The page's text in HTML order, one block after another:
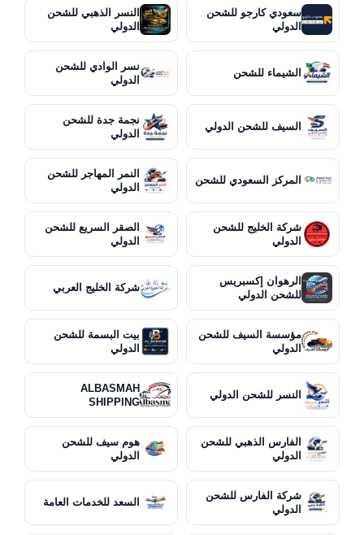
سعودي كارجو للشحن
الدولي
النسر الذهبي للشحن
الدولي
الشيماء للشحن
نسر الوادي للشحن
الدولي
السيف للشحن الدولي
نجمة جدة للشحن
الدولي
المركز السعودي للشحن
النمر المهاجر للشحن
الدولي
شركة الخليج للشحن
الدولي
الصقر السريع للشحن
الدولي
الرهوان إكسبريس
للشحن الدولي
شركة الخليج العربي
مؤسسة السيف للشحن
الدولي
بيت البسمة للشحن
الدولي
النسر للشحن الدولي
ALBASMAH
SHIPPING
الفارس الذهبي للشحن
الدولي
هوم سيف للشحن
الدولي
شركة الفارس للشحن
الدولي
السعد للخدمات العامة